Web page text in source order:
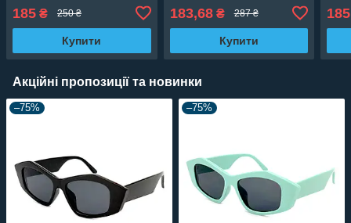
185 ₴ 250 ₴
Купити
183,68₴ 287 ₴
Купити
185
Акційні пропозиції та новинки
–75% –75%